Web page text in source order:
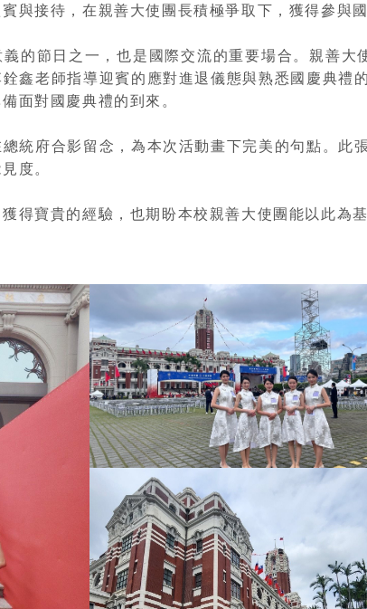
與接待，在親善大使團長積極爭取下，獲得參與國
的節日之一，也是國際交流的重要場合。親善
鑫老師指導迎賓的應對進退儀態與熟悉國慶典禮
面對國慶典禮的到來。
統府合影留念，為本次活動畫下完美的句點。
度。
得寶貴的經驗，也期盼本校親善大使團能以此為